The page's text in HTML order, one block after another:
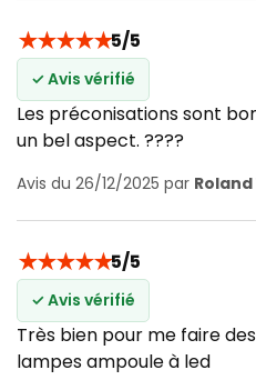
★★★★★5/5
✓ Avis vérifié
Les préconisations sont
un bel aspect. ????
Avis du 26/12/2025 par Roland
★★★★★5/5
✓ Avis vérifié
Très bien pour me faire
lampes ampoule à led